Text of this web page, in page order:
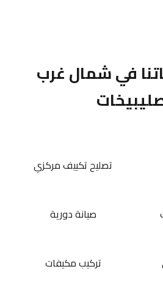
في شمال غرب
تصليح تكييف مركزي
صيانة دورية
تركيب مكيفات